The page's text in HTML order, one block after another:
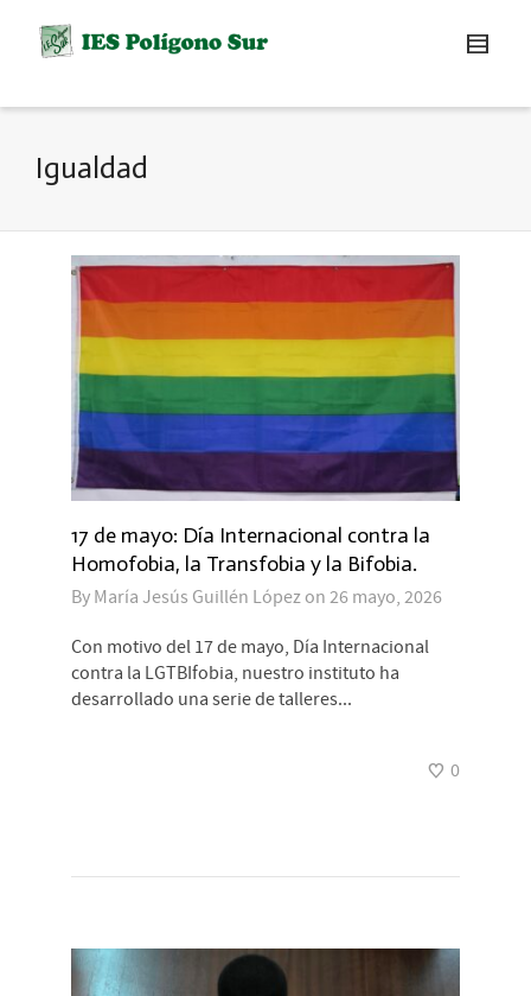
Igualdad
17 de mayo: Día Internacional contra la
Homofobia, la Transfobia y la Bifobia.
By María Jesús Guillén López on 26 mayo, 2026
Con motivo del 17 de mayo, Día Internacional
contra la LGTBIfobia, nuestro instituto ha
desarrollado una serie de talleres...
0